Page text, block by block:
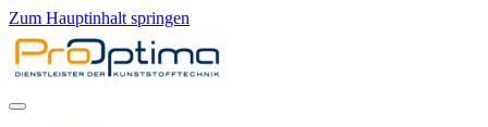
Zum Hauptinhalt springen